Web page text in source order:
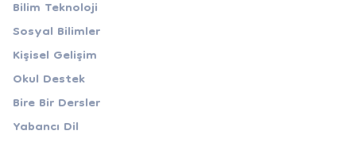
Bilim Teknoloji
Sosyal Bilimler
Kişisel Gelişim
Okul Destek
Bire Bir Dersler
Yabancı Dil